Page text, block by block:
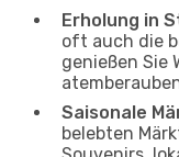
Erholung in
oft auch die
genießen Sie
Saisonale
belebten